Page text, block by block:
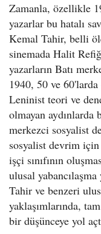
Zamanla, özellikle
yazarlar bu hatalı
Kemal Tahir, belli
sinemada Halit
yazarların Batı
1940, 50 ve
Leninist teori ve
olmayan
merkezci sosyalist
sosyalist devrim
işçi sınıfının
ulusal yabancılaşma
Tahir ve benzeri
yaklaşımlarında,
bir düşünceye yol